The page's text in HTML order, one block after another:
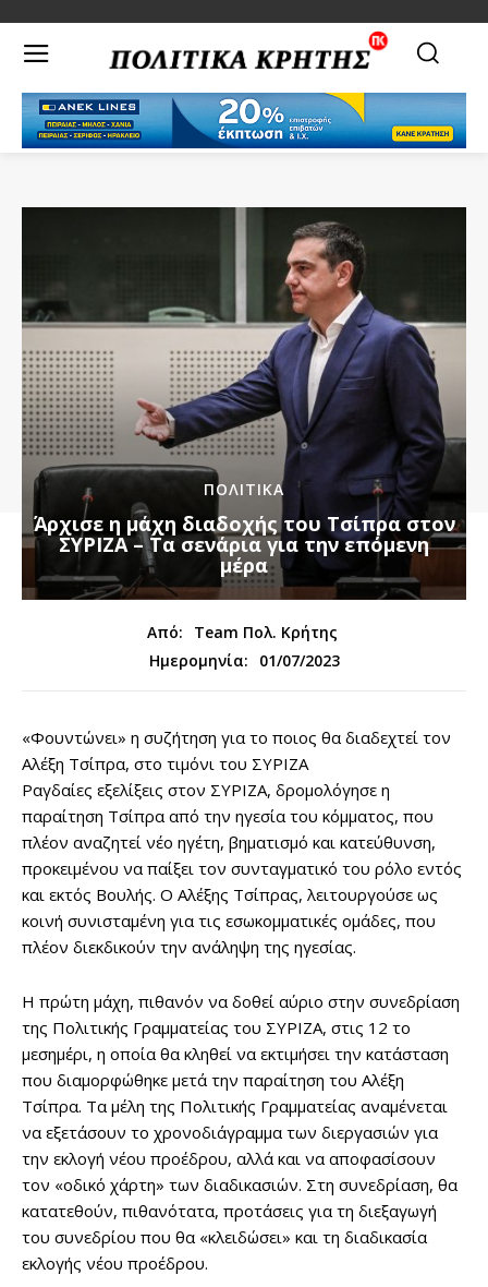
ΠΟΛΙΤΙΚΑ
Άρχισε η μάχη διαδοχής του Τσίπρα στον
ΣΥΡΙΖΑ – Τα σενάρια για την επόμενη
μέρα
Από:
Team Πολ. Κρήτης
Ημερομηνία:
01/07/2023
«Φουντώνει» η συζήτηση για το ποιος θα διαδεχτεί τον
Αλέξη Τσίπρα, στο τιμόνι του ΣΥΡΙΖΑ
Ραγδαίες εξελίξεις στον ΣΥΡΙΖΑ, δρομολόγησε η
παραίτηση Τσίπρα από την ηγεσία του κόμματος, που
πλέον αναζητεί νέο ηγέτη, βηματισμό και κατεύθυνση,
προκειμένου να παίξει τον συνταγματικό του ρόλο εντός
και εκτός Βουλής. Ο Αλέξης Τσίπρας, λειτουργούσε ως
κοινή συνισταμένη για τις εσωκομματικές ομάδες, που
πλέον διεκδικούν την ανάληψη της ηγεσίας.
Η πρώτη μάχη, πιθανόν να δοθεί αύριο στην συνεδρίαση
της Πολιτικής Γραμματείας του ΣΥΡΙΖΑ, στις 12 το
μεσημέρι, η οποία θα κληθεί να εκτιμήσει την κατάσταση
που διαμορφώθηκε μετά την παραίτηση του Αλέξη
Τσίπρα. Τα μέλη της Πολιτικής Γραμματείας αναμένεται
να εξετάσουν το χρονοδιάγραμμα των διεργασιών για
την εκλογή νέου προέδρου, αλλά και να αποφασίσουν
τον «οδικό χάρτη» των διαδικασιών. Στη συνεδρίαση, θα
κατατεθούν, πιθανότατα, προτάσεις για τη διεξαγωγή
του συνεδρίου που θα «κλειδώσει» και τη διαδικασία
εκλογής νέου προέδρου.